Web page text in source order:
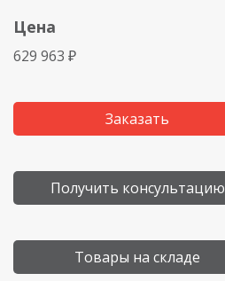
Цена
629 963 ₽
Заказать
Получить консультацию
Товары на складе